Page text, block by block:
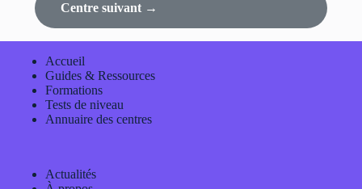
Centre suivant →
Accueil
Guides & Ressources
Formations
Tests de niveau
Annuaire des centres
Actualités